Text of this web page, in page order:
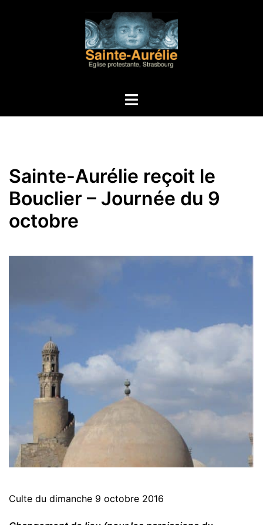
Ouvrir/fermer
Sainte-Aurélie reçoit le
Bouclier – Journée du 9
octobre
Culte du dimanche 9 octobre 2016